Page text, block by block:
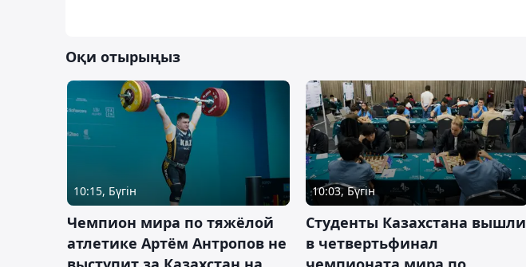
Оқи отырыңыз
10:15, Бүгін
Чемпион мира по тяжёлой
атлетике Артём Антропов не
10:03, Бүгін
Студенты Казахстана вышли
в четвертьфинал